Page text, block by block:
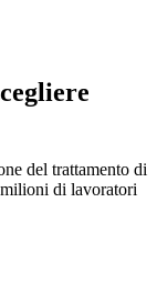
del trattamento di
di lavoratori